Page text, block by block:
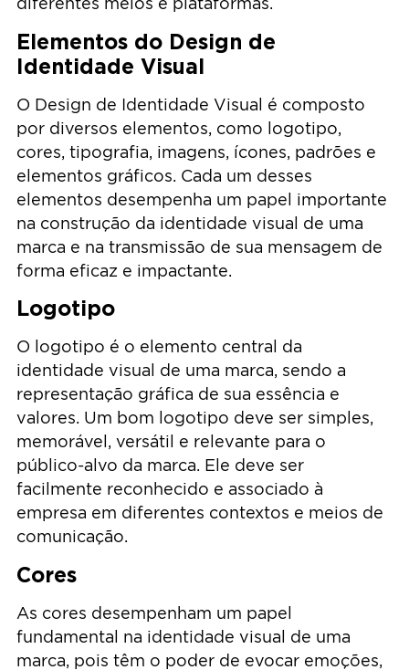
diferentes meios e plataformas.
Elementos do Design de
Identidade Visual
O Design de Identidade Visual é composto
por diversos elementos, como logotipo,
cores, tipografia, imagens, ícones, padrões e
elementos gráficos. Cada um desses
elementos desempenha um papel importante
na construção da identidade visual de uma
marca e na transmissão de sua mensagem de
forma eficaz e impactante.
Logotipo
O logotipo é o elemento central da
identidade visual de uma marca, sendo a
representação gráfica de sua essência e
valores. Um bom logotipo deve ser simples,
memorável, versátil e relevante para o
público-alvo da marca. Ele deve ser
facilmente reconhecido e associado à
empresa em diferentes contextos e meios de
comunicação.
Cores
As cores desempenham um papel
fundamental na identidade visual de uma
marca, pois têm o poder de evocar emoções,